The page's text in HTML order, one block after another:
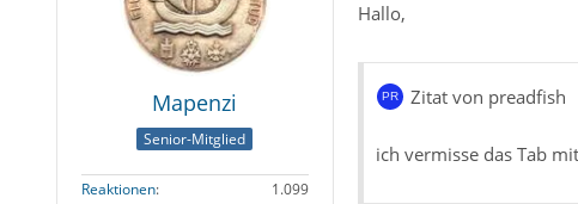
Mapenzi
Senior-Mitglied
Reaktionen
1.099
Hallo,
Zitat von preadfish
ich vermisse das Tab